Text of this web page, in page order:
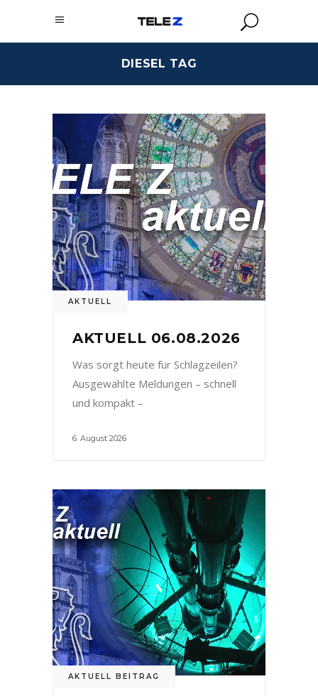
DIESEL TAG
AKTUELL
AKTUELL 06.08.2026
Was sorgt heute für Schlagzeilen?
Ausgewählte Meldungen – schnell
und kompakt –
6. August 2026
AKTUELL BEITRAG